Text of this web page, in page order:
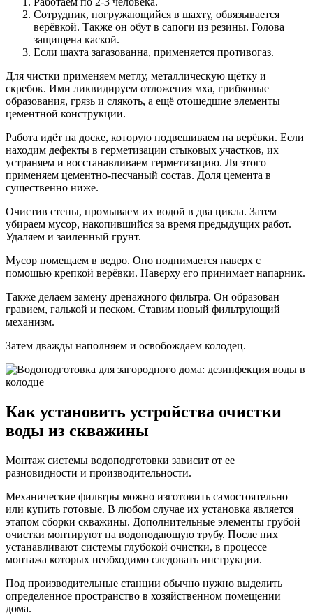
Сотрудник, погружающийся в шахту, обвязывается
верёвкой. Также он обут в сапоги из резины. Голова
защищена каской.
Если шахта загазованна, применяется противогаз.
Для чистки применяем метлу, металлическую щётку и
скребок. Ими ликвидируем отложения мха, грибковые
образования, грязь и слякоть, а ещё отошедшие элементы
цементной конструкции.
Работа идёт на доске, которую подвешиваем на верёвки. Если
находим дефекты в герметизации стыковых участков, их
устраняем и восстанавливаем герметизацию. Ля этого
применяем цементно-песчаный состав. Доля цемента в
существенно ниже.
Очистив стены, промываем их водой в два цикла. Затем
убираем мусор, накопившийся за время предыдущих работ.
Удаляем и заиленный грунт.
Мусор помещаем в ведро. Оно поднимается наверх с
помощью крепкой верёвки. Наверху его принимает напарник.
Также делаем замену дренажного фильтра. Он образован
гравием, галькой и песком. Ставим новый фильтрующий
механизм.
Затем дважды наполняем и освобождаем колодец.
Как установить устройства очистки
воды из скважины
Монтаж системы водоподготовки зависит от ее
разновидности и производительности.
Механические фильтры можно изготовить самостоятельно
или купить готовые. В любом случае их установка является
этапом сборки скважины. Дополнительные элементы грубой
очистки монтируют на водоподающую трубу. После них
устанавливают системы глубокой очистки, в процессе
монтажа которых необходимо следовать инструкции.
Под производительные станции обычно нужно выделить
определенное пространство в хозяйственном помещении
дома.